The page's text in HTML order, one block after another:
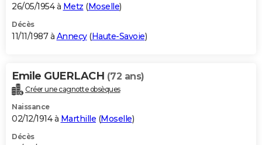
26/05/1954 à Metz (Moselle)
Décès
11/11/1987 à Annecy(Haute-Savoie)
Emile GUERLACH (72 ans)
Créer une cagnotte obsèques
Naissance
02/12/1914 à Marthille (Moselle)
Décès